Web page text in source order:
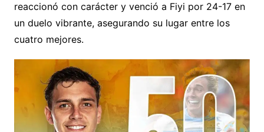
reaccionó con carácter y venció a Fiyi por 24-17 en
un duelo vibrante, asegurando su lugar entre los
cuatro mejores.